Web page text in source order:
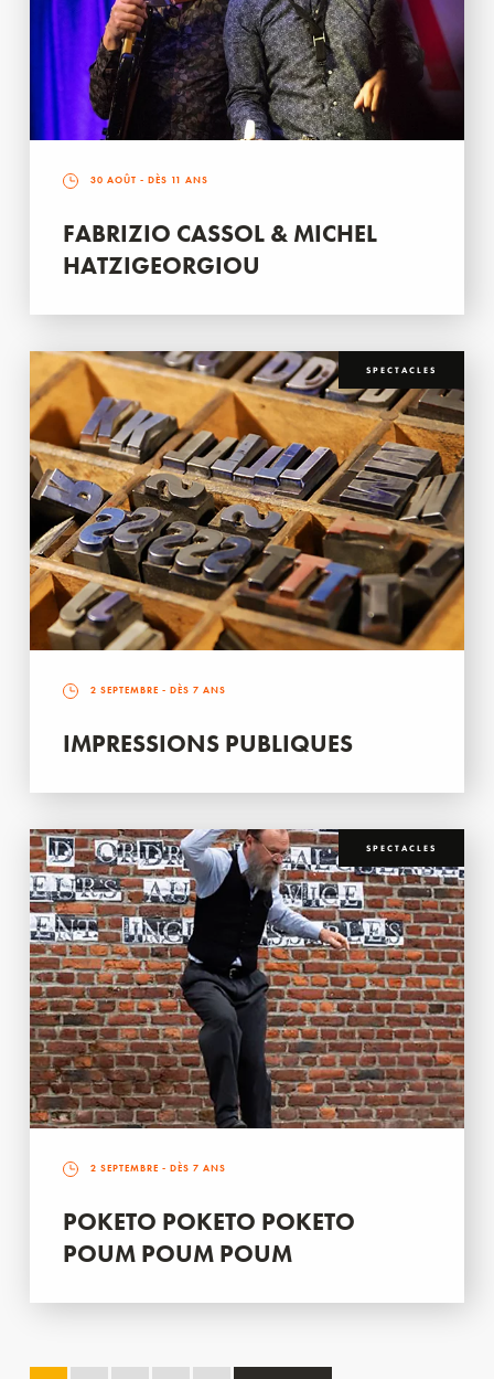
30 AOÛT - DÈS 11 ANS
FABRIZIO CASSOL & MICHEL
HATZIGEORGIOU
SPECTACLES
2 SEPTEMBRE - DÈS 7 ANS
IMPRESSIONS PUBLIQUES
SPECTACLES
2 SEPTEMBRE - DÈS 7 ANS
POKETO POKETO POKETO
POUM POUM POUM